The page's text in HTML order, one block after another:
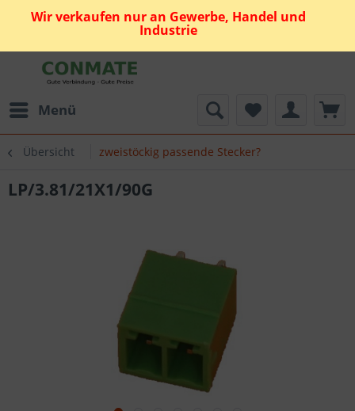
Wir verkaufen nur an Gewerbe, Handel und
Industrie
Menü
Übersicht zweistöckig passende Stecker?
LP/3.81/21X1/90G